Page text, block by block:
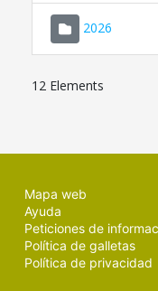
2026
12 Elements
Mapa web
Ayuda
Peticiones de
Política de galletas
Política de privacidad